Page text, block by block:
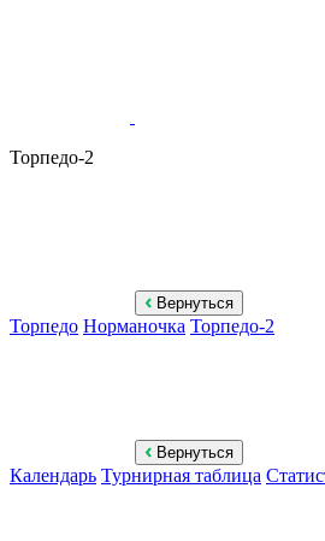
Торпедо-2
Вернуться
Торпедо Норманочка Торпедо-2
Вернуться
Календарь Турнирная таблица